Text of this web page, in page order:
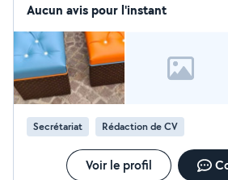
ménage ainsi que accompagnement
n'hésitez pas à me contacter pour
Ludivine
Aucun avis pour l'instant
Secrétariat Rédaction de CV
Voir le profil